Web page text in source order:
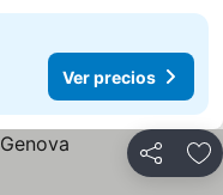
Ver precios
Compartir